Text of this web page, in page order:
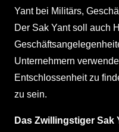
Yant bei Militärs,
Der Sak Yant soll auch
Unternehmern
Entschlossenheit zu
zu sein.
Das Zwillingstiger Sak